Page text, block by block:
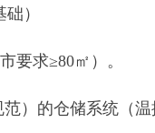
）
要求≥80㎡）。
）的仓储系统（温